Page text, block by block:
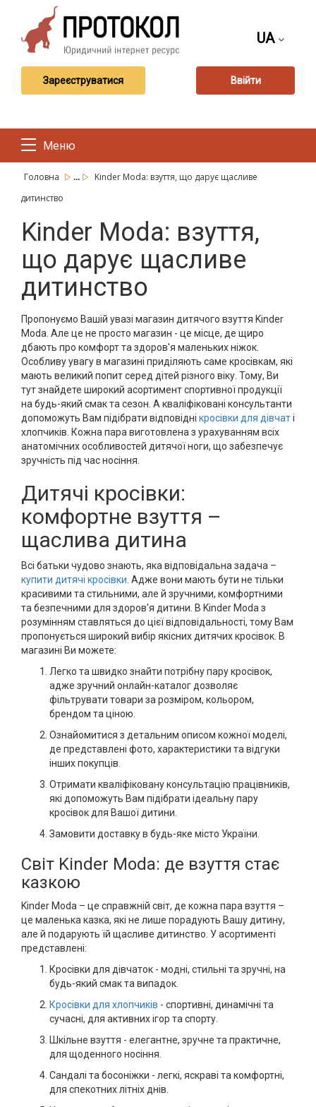
UA
Зареєструватися Ввійти
Меню
Головна ...
Kinder Moda: взуття, що дарує щасливе
дитинство
Kinder Moda: взуття,
що дарує щасливе
дитинство
Пропонуємо Вашій увазі магазин дитячого взуття Kinder
Moda. Але це не просто магазин - це місце, де щиро
дбають про комфорт та здоров'я маленьких ніжок.
Особливу увагу в магазині приділяють саме кросівкам, які
мають великий попит серед дітей різного віку. Тому, Ви
тут знайдете широкий асортимент спортивної продукції
на будь-який смак та сезон. А кваліфіковані консультанти
допоможуть Вам підібрати відповідні кросівки для дівчаті
хлопчиків. Кожна пара виготовлена з урахуванням всіх
анатомічних особливостей дитячої ноги, що забезпечує
зручність під час носіння.
Дитячі кросівки:
комфортне взуття –
щаслива дитина
Всі батьки чудово знають, яка відповідальна задача –
купити дитячі кросівки . Адже вони мають бути не тільки
красивими та стильними, але й зручними, комфортними
та безпечними для здоров'я дитини. В Kinder Moda з
розумінням ставляться до цієї відповідальності, тому Вам
пропонується широкий вибір якісних дитячих кросівок. В
магазині Ви можете:
Легко та швидко знайти потрібну пару кросівок,
адже зручний онлайн-каталог дозволяє
фільтрувати товари за розміром, кольором,
брендом та ціною.
Ознайомитися з детальним описом кожної моделі,
де представлені фото, характеристики та відгуки
інших покупців.
Отримати кваліфіковану консультацію працівників,
які допоможуть Вам підібрати ідеальну пару
кросівок для Вашої дитини.
Замовити доставку в будь-яке місто України.
Світ Kinder Moda: де взуття стає
казкою
Kinder Moda – це справжній світ, де кожна пара взуття –
це маленька казка, які не лише порадують Вашу дитину,
але й подарують їй щасливе дитинство. У асортименті
представлені:
Кросівки для дівчаток - модні, стильні та зручні, на
будь-який смак та випадок.
Кросівки для хлопчиків - спортивні, динамічні та
сучасні, для активних ігор та спорту.
Шкільне взуття - елегантне, зручне та практичне,
для щоденного носіння.
Сандалі та босоніжки - легкі, яскраві та комфортні,
для спекотних літніх днів.